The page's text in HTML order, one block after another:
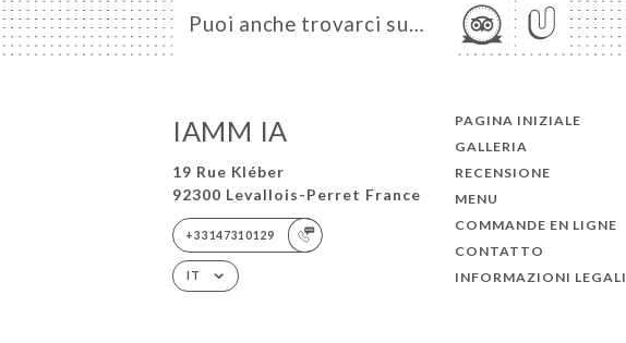
Puoi anche trovarci su…
IAMM IA
19 Rue Kléber
92300 Levallois-Perret France
+33147310129
IT
PAGINA INIZIALE
GALLERIA
RECENSIONE
MENU
COMMANDE EN LIGNE
CONTATTO
INFORMAZIONI LEGALI